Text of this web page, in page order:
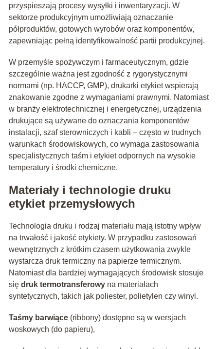
przyspieszają procesy wysyłki i inwentaryzacji. W
sektorze produkcyjnym umożliwiają oznaczanie
półproduktów, gotowych wyrobów oraz komponentów,
zapewniając pełną identyfikowalność partii produkcyjnej.
W przemyśle spożywczym i farmaceutycznym, gdzie
szczególnie ważna jest zgodność z rygorystycznymi
normami (np. HACCP, GMP), drukarki etykiet wspierają
znakowanie zgodne z wymaganiami prawnymi. Natomiast
w branży elektrotechnicznej i energetycznej, urządzenia
drukujące są używane do oznaczania komponentów
instalacji, szaf sterowniczych i kabli – często w trudnych
warunkach środowiskowych, co wymaga zastosowania
specjalistycznych taśm i etykiet odpornych na wysokie
temperatury i środki chemiczne.
Materiały i technologie druku
etykiet przemysłowych
Technologia druku i rodzaj materiału mają istotny wpływ
na trwałość i jakość etykiety. W przypadku zastosowań
wewnętrznych z krótkim czasem użytkowania zwykle
wystarcza druk termiczny na papierze termicznym.
Natomiast dla bardziej wymagających środowisk stosuje
się druk termotransferowyna materiałach
syntetycznych, takich jak poliester, polietylen czy winyl.
Taśmy barwiące(ribbony) dostępne są w wersjach
woskowych (do papieru),